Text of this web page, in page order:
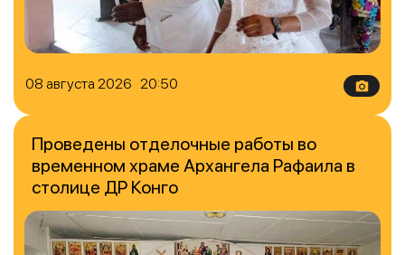
08 августа 2026 20:50
Проведены отделочные работы во
временном храме Архангела Рафаила в
столице ДР Конго